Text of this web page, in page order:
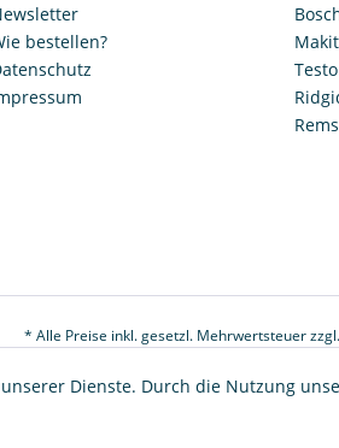
bestellen?
Testo
Rems
* Alle Preise inkl. gesetzl. Mehrwertsteuer zzgl.
Dienste. Durch die Nutzung